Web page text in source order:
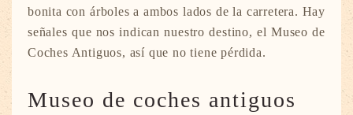
bonita con árboles a ambos lados de la carretera. Hay
señales que nos indican nuestro destino, el Museo de
Coches Antiguos, así que no tiene pérdida.
Museo de coches antiguos